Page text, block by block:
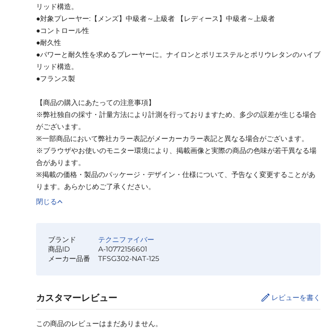
リッド構造。
●対象プレーヤー:【メンズ】中級者～上級者 【レディース】中級者～上級者
●コントロール性
●耐久性
●パワーと耐久性を求めるプレーヤーに。ナイロンとポリエステルとポリウレタンのハイブ
リッド構造。
●フランス製
【商品の購入にあたっての注意事項】
※弊社独自の採寸・計量方法により計測を行っておりますため、多少の誤差が生じる場合
がございます。
※一部商品において弊社カラー表記がメーカーカラー表記と異なる場合がございます。
※ブラウザやお使いのモニター環境により、掲載画像と実際の商品の色味が若干異なる場
合があります。
※掲載の価格・製品のパッケージ・デザイン・仕様について、予告なく変更することがあ
ります。あらかじめご了承ください。
閉じる
ブランド
テクニファイバー
商品ID
A-10772156601
メーカー品番
TFSG302-NAT-125
カスタマーレビュー レビューを書く
この商品のレビューはまだありません。